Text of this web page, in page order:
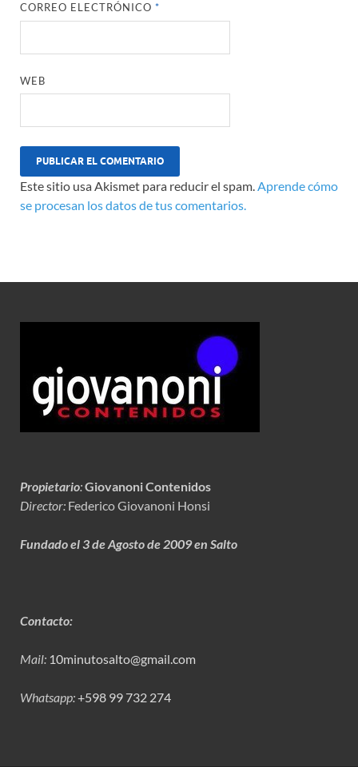
CORREO ELECTRÓNICO*
WEB
Este sitio usa Akismet para reducir el spam.Aprende cómo
se procesan los datos de tus comentarios.
Propietario:Giovanoni Contenidos
Director: Federico Giovanoni Honsi
Fundado el 3 de Agosto de 2009 en Salto
Contacto:
Mail: 10minutosalto@gmail.com
Whatsapp:+598 99 732 274